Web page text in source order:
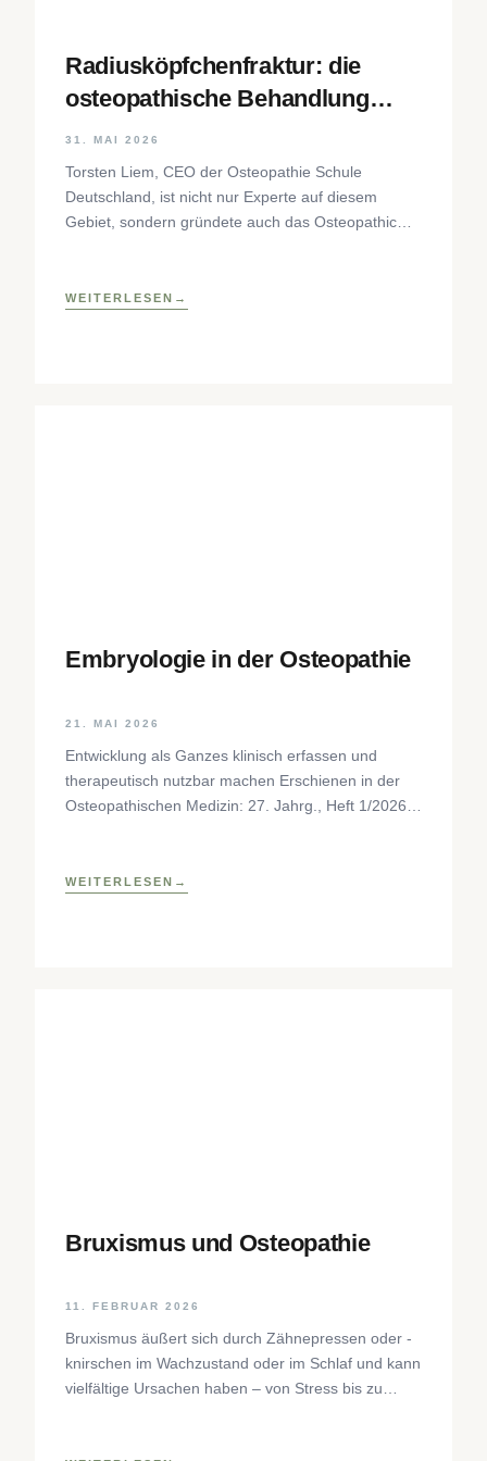
Radiusköpfchenfraktur: die
osteopathische Behandlung
Schritt für Schritt
31. MAI 2026
Torsten Liem, CEO der Osteopathie Schule
Deutschland, ist nicht nur Experte auf diesem
Gebiet, sondern gründete auch das Osteopathic
WEITERLESEN
Embryologie in der Osteopathie
21. MAI 2026
Entwicklung als Ganzes klinisch erfassen und
therapeutisch nutzbar machen Erschienen in der
Osteopathischen Medizin: 27. Jahrg., Heft 1/2026,
Forstner
WEITERLESEN
Bruxismus und Osteopathie
11. FEBRUAR 2026
Bruxismus äußert sich durch Zähnepressen oder -
knirschen im Wachzustand oder im Schlaf und kann
vielfältige Ursachen haben – von Stress bis zu